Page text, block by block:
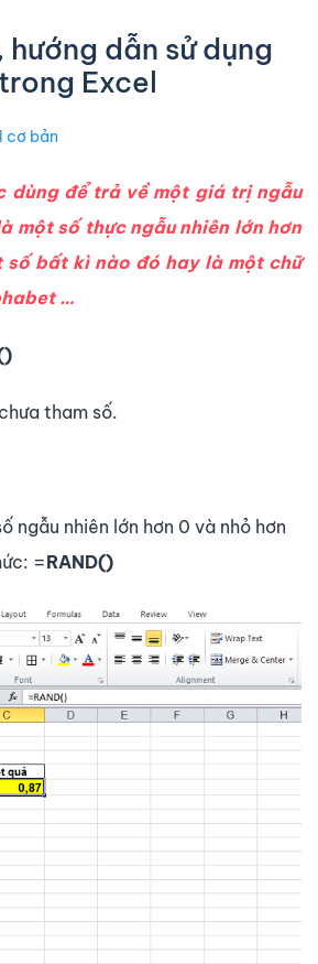
hướng dẫn sử dụng
Excel
cơ bản
dùng để trả về một giá trị ngẫu
một số thực ngẫu nhiên lớn hơn
số bất kì nào đó hay là một chữ
…
tham số.
ngẫu nhiên lớn hơn 0 và nhỏ hơn
=RAND()